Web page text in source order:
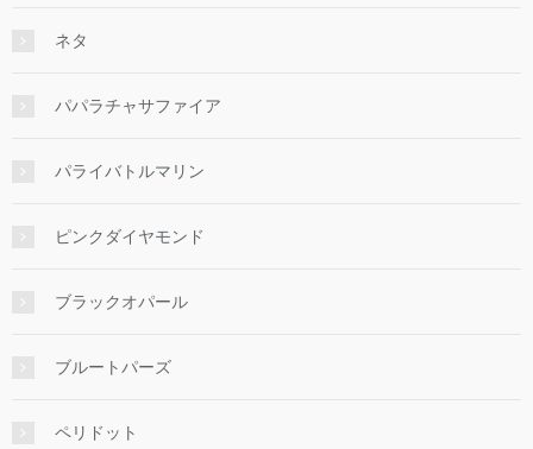
ネタ
パパラチャサファイア
パライバトルマリン
ピンクダイヤモンド
ブラックオパール
ブルートパーズ
ペリドット